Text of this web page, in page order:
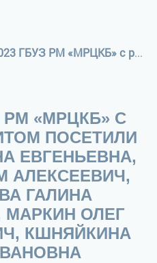
2.11.2023 ГБУЗ РМ «МРЦКБ» с рабочим визитом посетили Цивилева Анна Евгеньевна, Здунов Артем Алексеевич, Лотванова Галина Алексеевна, Маркин Олег Валентинович, Кшняйкина Ольга Ивановна
РМ «МРЦКБ» С
ПОСЕТИЛИ
ЕВГЕНЬЕВНА,
АЛЕКСЕЕВИЧ,
ГАЛИНА
МАРКИН ОЛЕГ
КШНЯЙКИНА